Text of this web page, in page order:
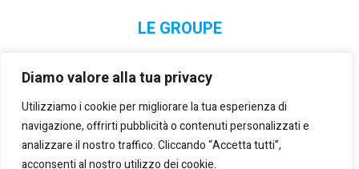
Diamo valore alla tua privacy
Utilizziamo i cookie per migliorare la tua esperienza di
navigazione, offrirti pubblicità o contenuti personalizzati e
analizzare il nostro traffico. Cliccando “Accetta tutti”,
acconsenti al nostro utilizzo dei cookie.
LE GROUPE